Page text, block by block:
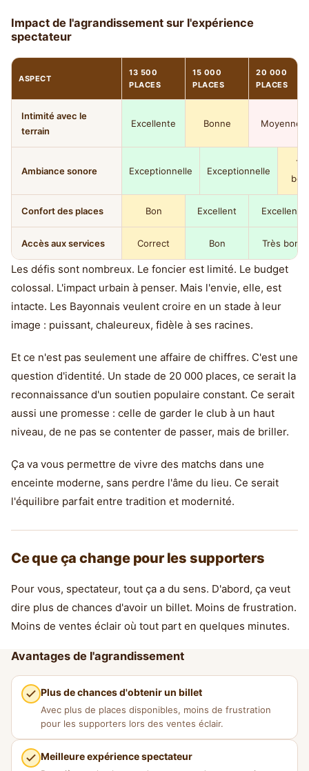
Impact de l'agrandissement sur l'expérience
spectateur
ASPECT
13 500
PLACES
15 000
PLACES
20 000
PLACES
Intimité avec le
terrain
Excellente Bonne Moyenne
Ambiance sonore Exceptionnelle Exceptionnelle
Confort des places Bon Excellent Excellent
Accès aux services Correct Bon Très bon
Les défis sont nombreux. Le foncier est limité. Le budget
colossal. L'impact urbain à penser. Mais l'envie, elle, est
intacte. Les Bayonnais veulent croire en un stade à leur
image : puissant, chaleureux, fidèle à ses racines.
Et ce n'est pas seulement une affaire de chiffres. C'est une
question d'identité. Un stade de 20 000 places, ce serait la
reconnaissance d'un soutien populaire constant. Ce serait
aussi une promesse : celle de garder le club à un haut
niveau, de ne pas se contenter de passer, mais de briller.
Ça va vous permettre de vivre des matchs dans une
enceinte moderne, sans perdre l'âme du lieu. Ce serait
l'équilibre parfait entre tradition et modernité.
Ce que ça change pour les supporters
Pour vous, spectateur, tout ça a du sens. D'abord, ça veut
dire plus de chances d'avoir un billet. Moins de frustration.
Moins de ventes éclair où tout part en quelques minutes.
Avantages de l'agrandissement
Plus de chances d'obtenir un billet
Avec plus de places disponibles, moins de frustration
pour les supporters lors des ventes éclair.
Meilleure expérience spectateur